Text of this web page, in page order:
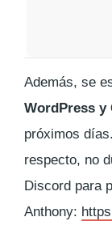
Además, se
WordPress y
próximos
respecto, no
Discord para
Anthony: